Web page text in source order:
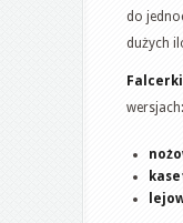
do
dużych
Falcerki
wersjach: